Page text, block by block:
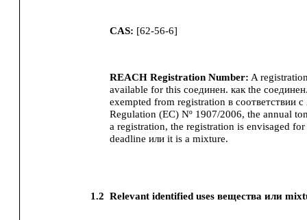
CAS: [62-56-6]
REACH Registration Number: A
available for this соединен. как the
exempted from registration в соответствии
Regulation (EC) Nº 1907/2006, the annual
a registration, the registration is envisaged
deadline или it is a mixture.
1.2 Relevant identified uses вещества или